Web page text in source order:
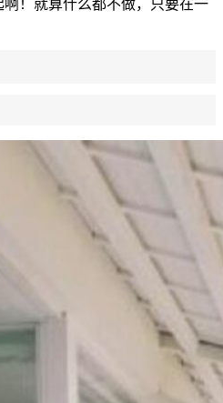
啊！就算什么都不做，只要在一